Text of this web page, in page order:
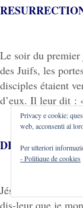
Le soir du premier
des Juifs, les
disciples étaient
d’eux. Il leur dit :
DEUXIEME
Jésus dit à Marie
dis-leur que je
Privacy e cookie:
web, acconsenti al
Per ulteriori
- Politique de cookies